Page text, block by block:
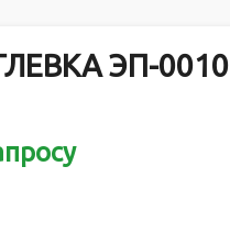
ЭП-0010